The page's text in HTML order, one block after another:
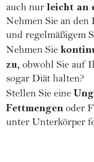
auch nur leicht an
Nehmen Sie an
und regelmäßigem
Nehmen Sie
zu, obwohl Sie auf
sogar Diät halten?
Stellen Sie eine
Fettmengen oder
unter Unterkörper